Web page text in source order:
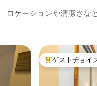
ロケーションや清潔さな
大好評のゲスト
ゲストチョイ